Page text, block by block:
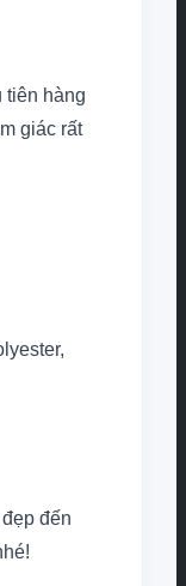
tiên hàng
giác rất
đến